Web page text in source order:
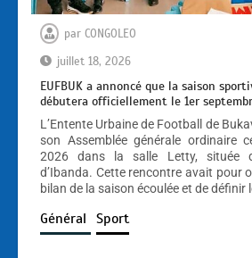
par CONGOLEO
juillet 18, 2026
EUFBUK a annoncé que la saison
débutera officiellement le 1er
L’Entente Urbaine de Football de
son Assemblée générale ordinaire
2026 dans la salle Letty, située
d’Ibanda. Cette rencontre avait pour
bilan de la saison écoulée et de
Général Sport